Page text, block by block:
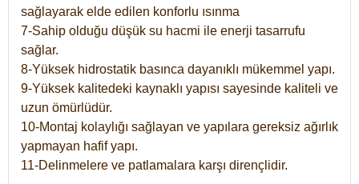
sağlayarak elde edilen konforlu ısınma
7-Sahip olduğu düşük su hacmi ile enerji tasarrufu
sağlar.
8-Yüksek hidrostatik basınca dayanıklı mükemmel yapı.
9-Yüksek kalitedeki kaynaklı yapısı sayesinde kaliteli ve
uzun ömürlüdür.
10-Montaj kolaylığı sağlayan ve yapılara gereksiz ağırlık
yapmayan hafif yapı.
11-Delinmelere ve patlamalara karşı dirençlidir.